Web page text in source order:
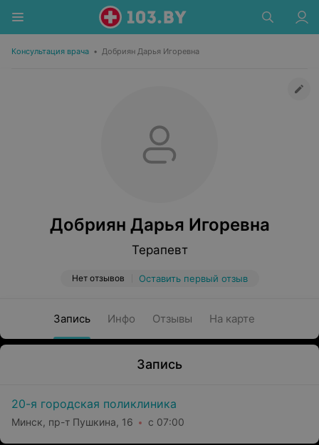
Консультация врача • Добриян Дарья Игоревна
Добриян Дарья Игоревна
Терапевт
Нет отзывов Оставить первый отзыв
Запись Инфо Отзывы На карте
Запись
20-я городская поликлиника
Минск, пр-т Пушкина, 16 с 07:00